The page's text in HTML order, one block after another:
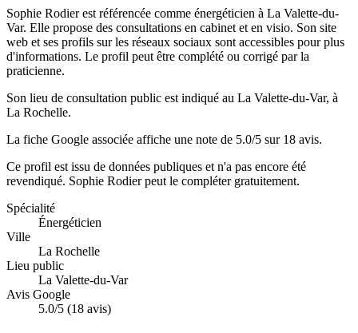
Sophie Rodier est référencée comme énergéticien à La Valette-du-
Var. Elle propose des consultations en cabinet et en visio. Son site
web et ses profils sur les réseaux sociaux sont accessibles pour plus
d'informations. Le profil peut être complété ou corrigé par la
praticienne.
Son lieu de consultation public est indiqué au La Valette-du-Var, à
La Rochelle.
La fiche Google associée affiche une note de 5.0/5 sur 18 avis.
Ce profil est issu de données publiques et n'a pas encore été
revendiqué. Sophie Rodierpeut le compléter gratuitement.
Spécialité
Énergéticien
Ville
La Rochelle
Lieu public
La Valette-du-Var
Avis Google
5.0/5 (18 avis)